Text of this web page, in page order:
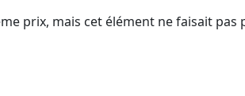
prix, mais cet élément ne faisait